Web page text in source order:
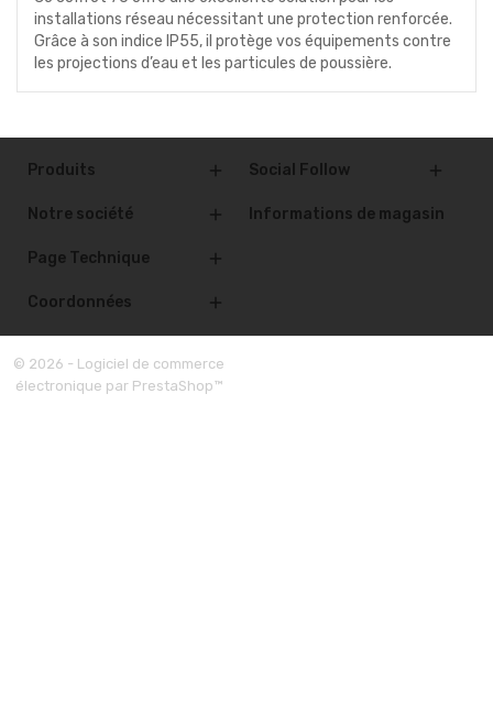
installations réseau nécessitant une protection renforcée.
Grâce à son indice IP55, il protège vos équipements contre
les projections d’eau et les particules de poussière.
Produits 
Notre société 
Page Technique 
Coordonnées 
Social Follow 
Informations de magasin
© 2026 - Logiciel de commerce
électronique par PrestaShop™